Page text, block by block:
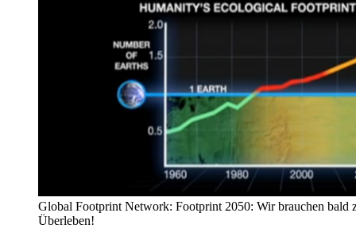
Global Footprint Network: Footprint 2050: Wir brauchen bald
Überleben!